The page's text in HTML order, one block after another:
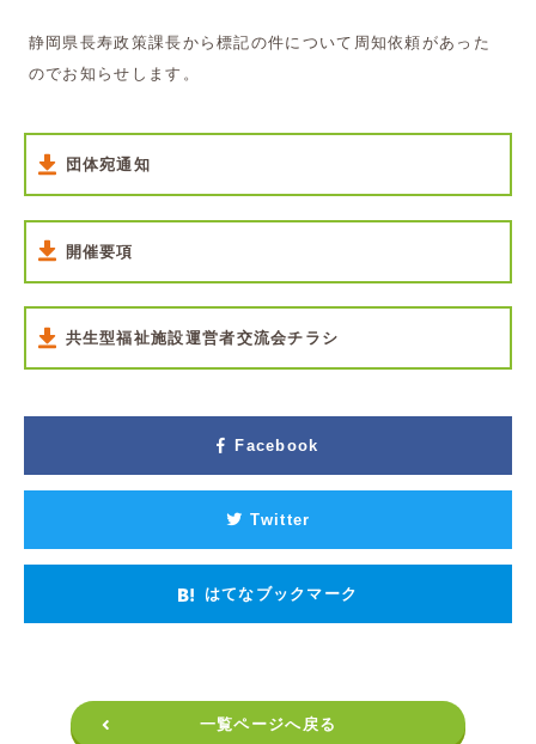
静岡県長寿政策課長から標記の件について周知依頼があった
のでお知らせします。
団体宛通知
開催要項
共生型福祉施設運営者交流会チラシ
Facebook
Twitter
はてなブックマーク
一覧ページへ戻る